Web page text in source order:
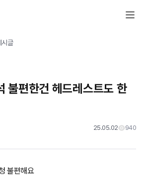
시글
불편한건 헤드레스트도 한
25.05.02 940
불편해요